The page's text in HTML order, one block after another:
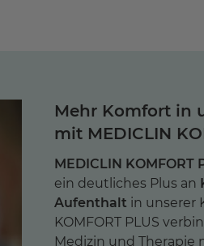
Mehr Komfort in
mit MEDICLIN
MEDICLIN KOMFORT
ein deutliches Plus an
Aufenthalt in unserer
KOMFORT PLUS
Medizin und Therapie